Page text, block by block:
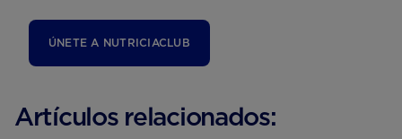
ÚNETE A NUTRICIACLUB
Artículos relacionados: